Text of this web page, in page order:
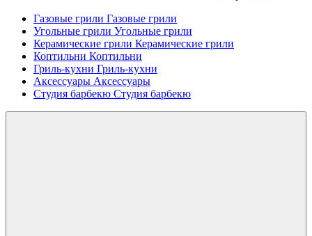
Газовые грили Газовые грили
Угольные грили Угольные грили
Керамические грили Керамические грили
Коптильни Коптильни
Гриль-кухни Гриль-кухни
Аксессуары Аксессуары
Студия барбекю Студия барбекю